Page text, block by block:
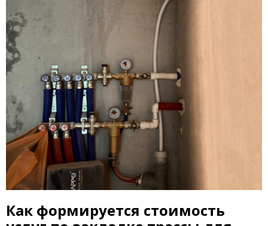
Как формируется стоимость